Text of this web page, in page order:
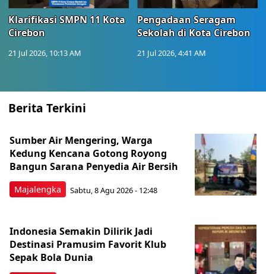
Klarifikasi SMPN 11 Kota
Cirebon
21 Jul 2026, 10:13 AM
Pengadaan Seragam
Sekolah di Kota Cirebon
21 Jul 2026, 4:41 AM
Berita Terkini
Majalengka
Sumber Air Mengering, Warga
Kedung Kencana Gotong Royong
Bangun Sarana Penyedia Air Bersih
Sabtu, 8 Agu 2026 - 12:48
Indonesia Semakin Dilirik Jadi
Destinasi Pramusim Favorit Klub
Sepak Bola Dunia